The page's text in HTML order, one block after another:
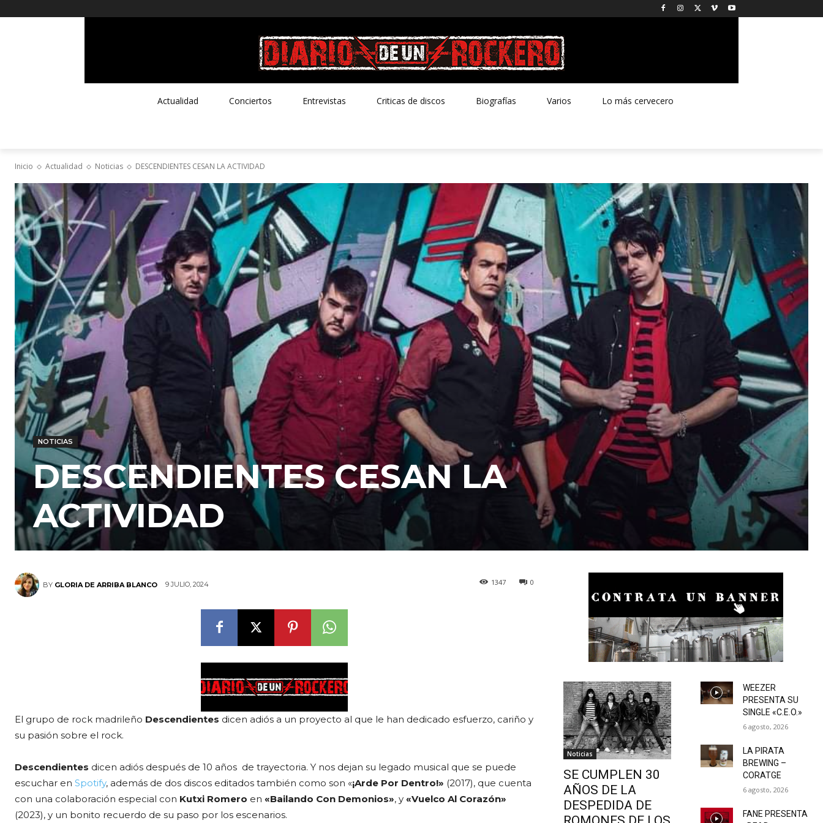
Actualidad Conciertos Entrevistas Criticas de discos Biografías Varios Lo más cervecero
Inicio Actualidad Noticias DESCENDIENTES CESAN LA ACTIVIDAD
NOTICIAS
DESCENDIENTES CESAN LA
ACTIVIDAD
BY GLORIA DE ARRIBA BLANCO 9 JULIO, 2024 0
1347
El grupo de rock madrileño Descendientes dicen adiós a un proyecto al que le han dedicado esfuerzo, cariño y
su pasión sobre el rock.
Descendientes dicen adiós después de 10 años de trayectoria. Y nos dejan su legado musical que se puede
escuchar en Spotify, además de dos discos editados también como son «¡Arde Por Dentro!» (2017), que cuenta
con una colaboración especial con Kutxi Romero en «Bailando Con Demonios», y «Vuelco Al Corazón»
(2023), y un bonito recuerdo de su paso por los escenarios.
Noticias
SE CUMPLEN 30
AÑOS DE LA
DESPEDIDA DE
WEEZER
PRESENTA SU
SINGLE «C.E.O.»
6 agosto, 2026
LA PIRATA
BREWING –
CORATGE
6 agosto, 2026
FANE PRESENTA